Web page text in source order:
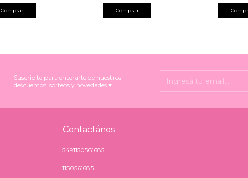
Comprar
Suscribite para enterarte de nuestros
descuentos, sorteos y novedades ♥
Contactános
5491150561685
1150561685